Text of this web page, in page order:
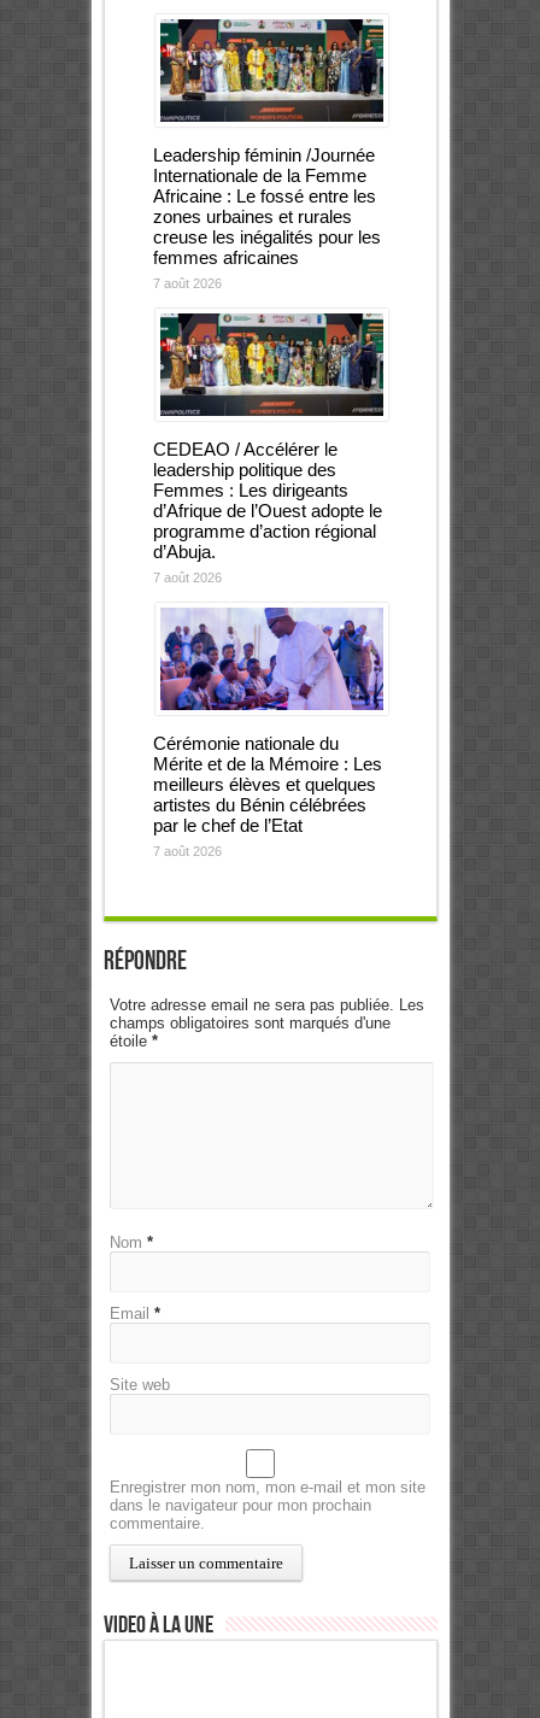
Leadership féminin /Journée
Internationale de la Femme
Africaine : Le fossé entre les
zones urbaines et rurales
creuse les inégalités pour les
femmes africaines
7 août 2026
CEDEAO / Accélérer le
leadership politique des
Femmes : Les dirigeants
d’Afrique de l’Ouest adopte le
programme d’action régional
d’Abuja.
7 août 2026
Cérémonie nationale du
Mérite et de la Mémoire : Les
meilleurs élèves et quelques
artistes du Bénin célébrées
par le chef de l’Etat
7 août 2026
Répondre
Votre adresse email ne sera pas publiée. Les
champs obligatoires sont marqués d'une
étoile *
Nom *
Email *
Site web
Enregistrer mon nom, mon e-mail et mon site
dans le navigateur pour mon prochain
commentaire.
Video à la Une